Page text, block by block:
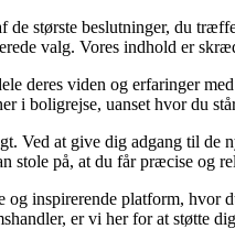
de største beslutninger, du
valg. Vores indhold er
deres viden og erfaringer
i boligrejse, uanset hvor du
Ved at give dig adgang til de
stole på, at du får præcise og
og inspirerende platform, hvor
er vi her for at støtte